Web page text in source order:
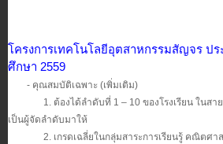
โครงการเทคโนโลยีอุตสาหกรรมสัญจร ปร
ศึกษา 2559
- คุณสมบัติเฉพาะ (เพิ่มเติม)
1. ต้องได้ลำดับที่ 1 – 10 ของโรงเรียน ในสาย
เป็นผู้จัดลำดับมาให้
2. เกรดเฉลี่ยในกลุ่มสาระการเรียนรู้ คณิตศาส